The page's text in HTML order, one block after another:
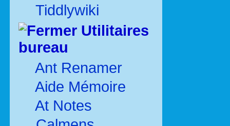
Tiddlywiki
Utilitaires
bureau
Ant Renamer
Aide Mémoire
At Notes